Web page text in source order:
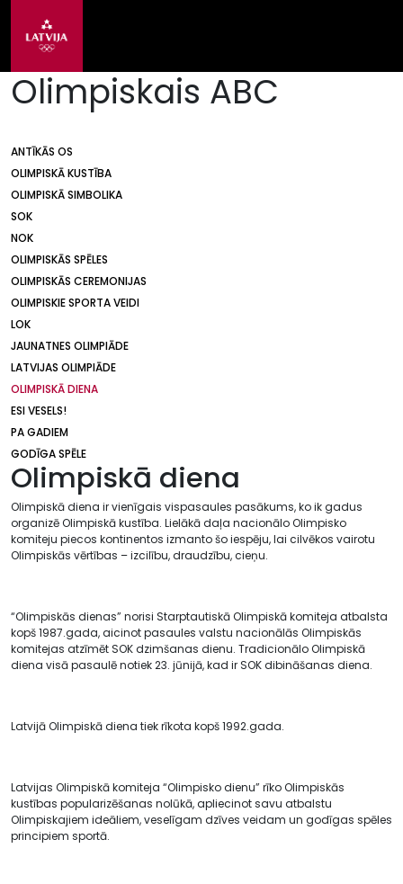
Olimpiskais ABC
ANTĪKĀS OS
OLIMPISKĀ KUSTĪBA
OLIMPISKĀ SIMBOLIKA
SOK
NOK
OLIMPISKĀS SPĒLES
OLIMPISKĀS CEREMONIJAS
OLIMPISKIE SPORTA VEIDI
LOK
JAUNATNES OLIMPIĀDE
LATVIJAS OLIMPIĀDE
OLIMPISKĀ DIENA
ESI VESELS!
PA GADIEM
GODĪGA SPĒLE
Olimpiskā diena
Olimpiskā diena ir vienīgais vispasaules pasākums, ko ik gadus
organizē Olimpiskā kustība. Lielākā daļa nacionālo Olimpisko
komiteju piecos kontinentos izmanto šo iespēju, lai cilvēkos vairotu
Olimpiskās vērtības – izcilību, draudzību, cieņu.
“Olimpiskās dienas” norisi Starptautiskā Olimpiskā komiteja atbalsta
kopš 1987.gada, aicinot pasaules valstu nacionālās Olimpiskās
komitejas atzīmēt SOK dzimšanas dienu. Tradicionālo Olimpiskā
diena visā pasaulē notiek 23. jūnijā, kad ir SOK dibināšanas diena.
Latvijā Olimpiskā diena tiek rīkota kopš 1992.gada.
Latvijas Olimpiskā komiteja “Olimpisko dienu” rīko Olimpiskās
kustības popularizēšanas nolūkā, apliecinot savu atbalstu
Olimpiskajiem ideāliem, veselīgam dzīves veidam un godīgas spēles
principiem sportā.